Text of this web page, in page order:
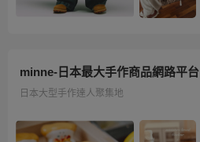
minne-日本最大手作商品網路平台
日本大型手作達人聚集地